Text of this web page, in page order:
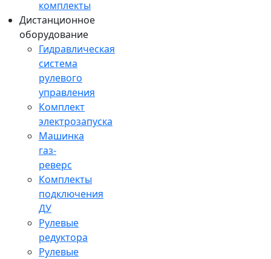
комплекты
Дистанционное
оборудование
Гидравлическая
система
рулевого
управления
Комплект
электрозапуска
Машинка
газ-
реверс
Комплекты
подключения
ДУ
Рулевые
редуктора
Рулевые